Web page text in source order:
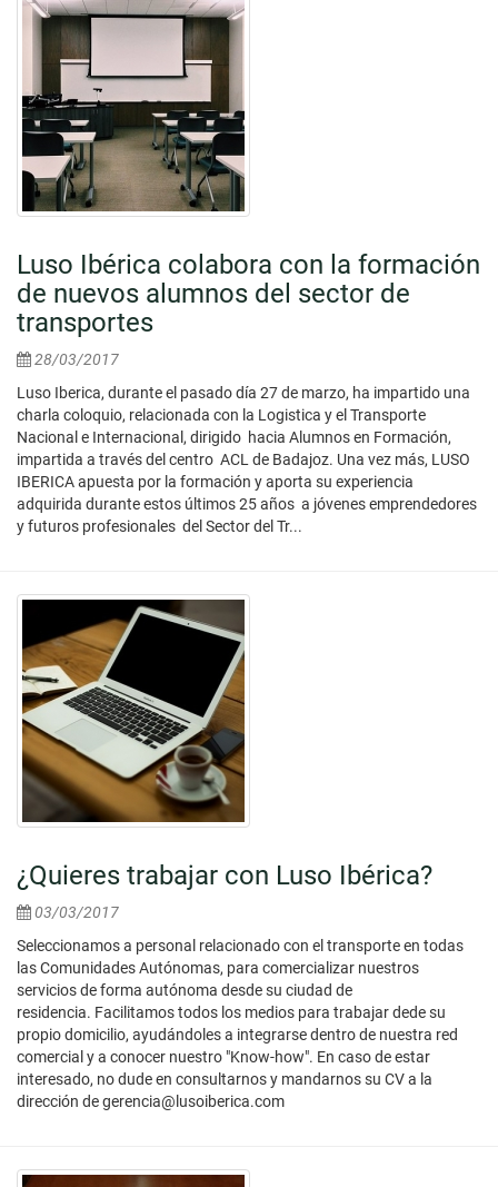
Luso Ibérica colabora con la formación
de nuevos alumnos del sector de
transportes
28/03/2017
Luso Iberica, durante el pasado día 27 de marzo, ha impartido una
charla coloquio, relacionada con la Logistica y el Transporte
Nacional e Internacional, dirigido hacia Alumnos en Formación,
impartida a través del centro ACL de Badajoz. Una vez más, LUSO
IBERICA apuesta por la formación y aporta su experiencia
adquirida durante estos últimos 25 años a jóvenes emprendedores
y futuros profesionales del Sector del Tr...
¿Quieres trabajar con Luso Ibérica?
03/03/2017
Seleccionamos a personal relacionado con el transporte en todas
las Comunidades Autónomas, para comercializar nuestros
servicios de forma autónoma desde su ciudad de
residencia. Facilitamos todos los medios para trabajar dede su
propio domicilio, ayudándoles a integrarse dentro de nuestra red
comercial y a conocer nuestro "Know-how". En caso de estar
interesado, no dude en consultarnos y mandarnos su CV a la
dirección de gerencia@lusoiberica.com